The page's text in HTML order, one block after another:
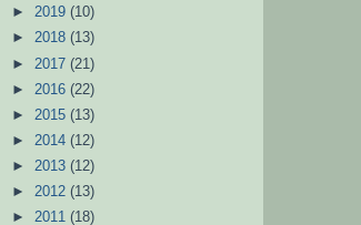
► 2019 (10)
► 2018 (13)
► 2017 (21)
► 2016 (22)
► 2015 (13)
► 2014 (12)
► 2013 (12)
► 2012 (13)
► 2011 (18)